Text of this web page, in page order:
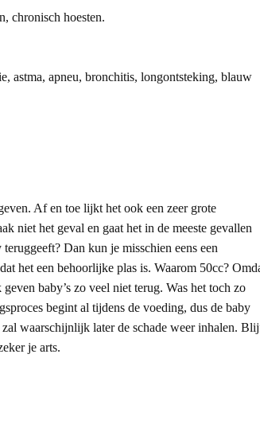
chronisch hoesten.
astma, apneu, bronchitis, longontsteking, blauw
Af en toe lijkt het ook een zeer grote
niet het geval en gaat het in de meeste gevallen
Dan kun je misschien eens een
het een behoorlijke plas is. Waarom 50cc?
baby’s zo veel niet terug. Was het toch zo
begint al tijdens de voeding, dus de baby
waarschijnlijk later de schade weer inhalen.
je arts.